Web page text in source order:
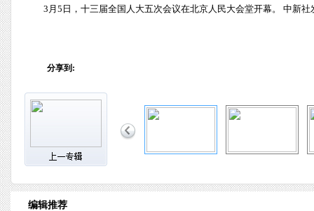
3月5日，十三届全国人大五次会议在北京人民大会堂开幕。 中新社
分享到:
编辑推荐